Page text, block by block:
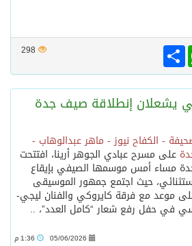
298 Share
يشعلان إنطلاقة صيف جدة
- الكفاح نيوز - ماهر عبدالوهاب -
على مسرح عبادي الجوهر أرينا، افتتحت
مساء أمس موسمها الصيفي بإيقاع
حيث اجتمع جمهور الموسيقى
موعد مع فرقة كايروكي والفنان ليجي-
في حفل رفع شعار “كامل العدد”، ..
05/06/2026